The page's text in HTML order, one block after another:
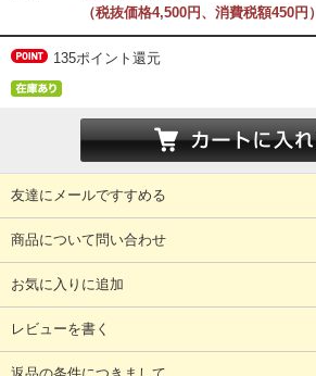
（税抜価格4,500円、消費税額450円）
135ポイント還元
友達にメールですすめる
商品について問い合わせ
お気に入りに追加
レビューを書く